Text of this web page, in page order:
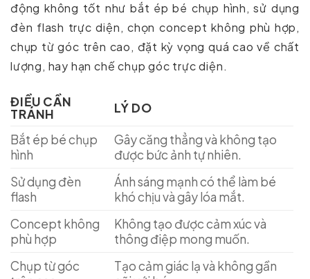
động không tốt như bắt ép bé chụp hình, sử dụng
đèn flash trực diện, chọn concept không phù hợp,
chụp từ góc trên cao, đặt kỳ vọng quá cao về chất
lượng, hay hạn chế chụp góc trực diện.
ĐIỀU CẦN
TRÁNH
LÝ DO
Bắt ép bé chụp
hình
Gây căng thẳng và không tạo
được bức ảnh tự nhiên.
Sử dụng đèn
flash
Ánh sáng mạnh có thể làm bé
khó chịu và gây lóa mắt.
Concept không
phù hợp
Không tạo được cảm xúc và
thông điệp mong muốn.
Chụp từ góc
Tạo cảm giác lạ và không gần